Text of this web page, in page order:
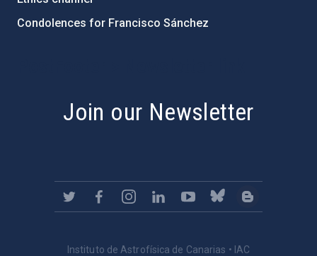
Condolences for Francisco Sánchez
Join our Newsletter
Instituto de Astrofísica de Canarias • IAC